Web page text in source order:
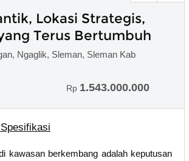
Lokasi Strategis,
Terus Bertumbuh
Ngaglik, Sleman, Sleman Kab
Rp 1.543.000.000
kawasan berkembang adalah keputusan